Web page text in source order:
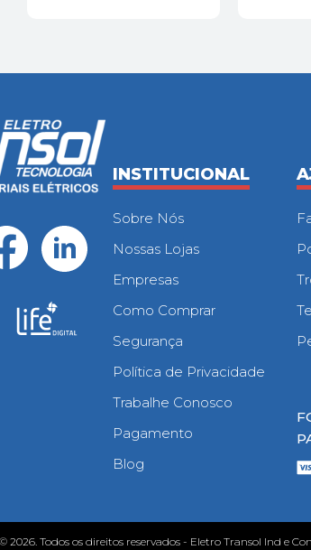
INSTITUCIONAL
Sobre Nós
Nossas Lojas
Empresas
Como Comprar
Segurança
Política de Privacidade
Trabalhe Conosco
Pagamento
Blog
2026. Todos os direitos reservados - Eletro Transol Ind e